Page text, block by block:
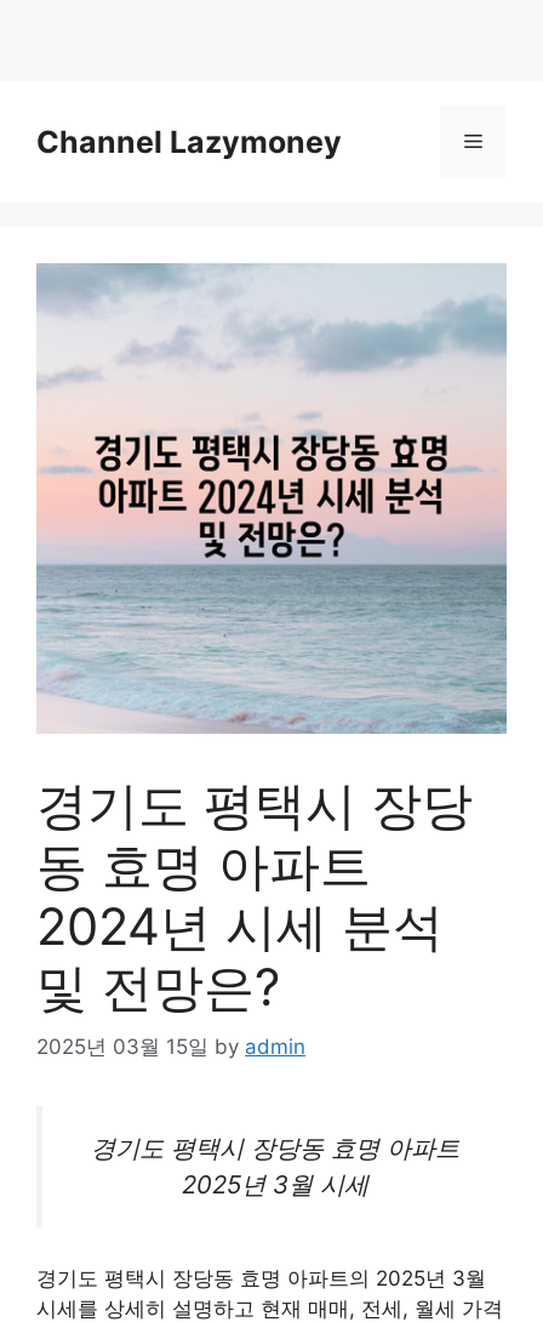
contentChannel Lazymoney Menu
경기도 평택시 장당
동 효명 아파트
2024년 시세 분석
및 전망은?
2025년 03월 15일 by admin
경기도 평택시 장당동 효명 아파트
2025년 3월 시세
경기도 평택시 장당동 효명 아파트의 2025년 3월
시세를 상세히 설명하고 현재 매매, 전세, 월세 가격